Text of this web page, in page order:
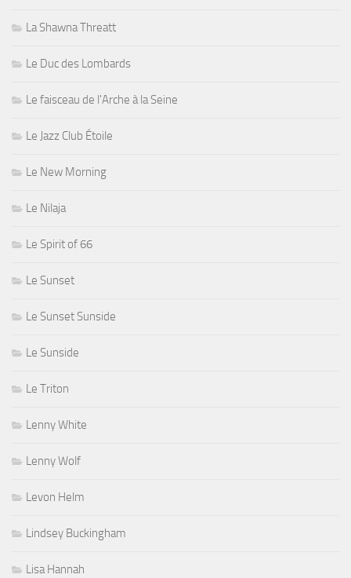
La Shawna Threatt
Le Duc des Lombards
Le faisceau de l'Arche à la Seine
Le Jazz Club Étoile
Le New Morning
Le Nilaja
Le Spirit of 66
Le Sunset
Le Sunset Sunside
Le Sunside
Le Triton
Lenny White
Lenny Wolf
Levon Helm
Lindsey Buckingham
Lisa Hannah